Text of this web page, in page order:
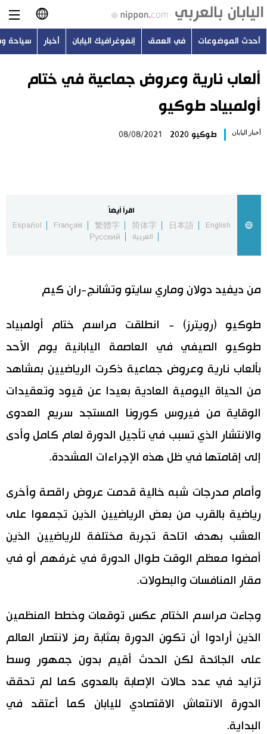
日本語
English
Русский
أحدث الموضوعات
اليابان في فيديو
مانغا وأنيمي
علوم وتكنولوجيا
الأقسام
صور
أشخاص
تجارب وآراء
سياسة
اقتصاد
ثقافة
لايف ستايل
إعلان
الأكثر تفاعلا
اللغة اليابانية
موسوعة اليابان
هو وهي
المطبخ الياباني
تواصل معنا
أحدث الموضوعات في العمق إنفوغرافيك اليابان أخبار سياحة
ألعاب نارية وعروض جماعية في ختام
أولمبياد طوكيو
أخبار اليابان طوكيو 2020 08/08/2021
اقرأ أيضاً
English
日本語
简体字
繁體字
Français
Español
العربية
Русский
من ديفيد دولان وماري سايتو وتشانج-ران كيم
طوكيو (رويترز) - انطلقت مراسم ختام أولمبياد
طوكيو الصيفي في العاصمة اليابانية يوم الأحد
بألعاب نارية وعروض جماعية ذكرت الرياضيين بمشاهد
من الحياة اليومية العادية بعيدا عن قيود وتعقيدات
الوقاية من فيروس كورونا المستجد سريع العدوى
والانتشار الذي تسبب في تأجيل الدورة لعام كامل وأدى
إلى إقامتها في ظل هذه الإجراءات المشددة.
وأمام مدرجات شبه خالية قدمت عروض راقصة وأخرى
رياضية بالقرب من بعض الرياضيين الذين تجمعوا على
العشب بهدف اتاحة تجربة مختلفة للرياضيين الذين
أمضوا معظم الوقت طوال الدورة في غرفهم أو في
مقار المنافسات والبطولات.
وجاءت مراسم الختام عكس توقعات وخطط المنظمين
الذين أرادوا أن تكون الدورة بمثابة رمز لانتصار العالم
على الجائحة لكن الحدث أقيم بدون جمهور وسط
تزايد في عدد حالات الإصابة بالعدوى كما لم تحقق
الدورة الانتعاش الاقتصادي لليابان كما أعتقد في
البداية.